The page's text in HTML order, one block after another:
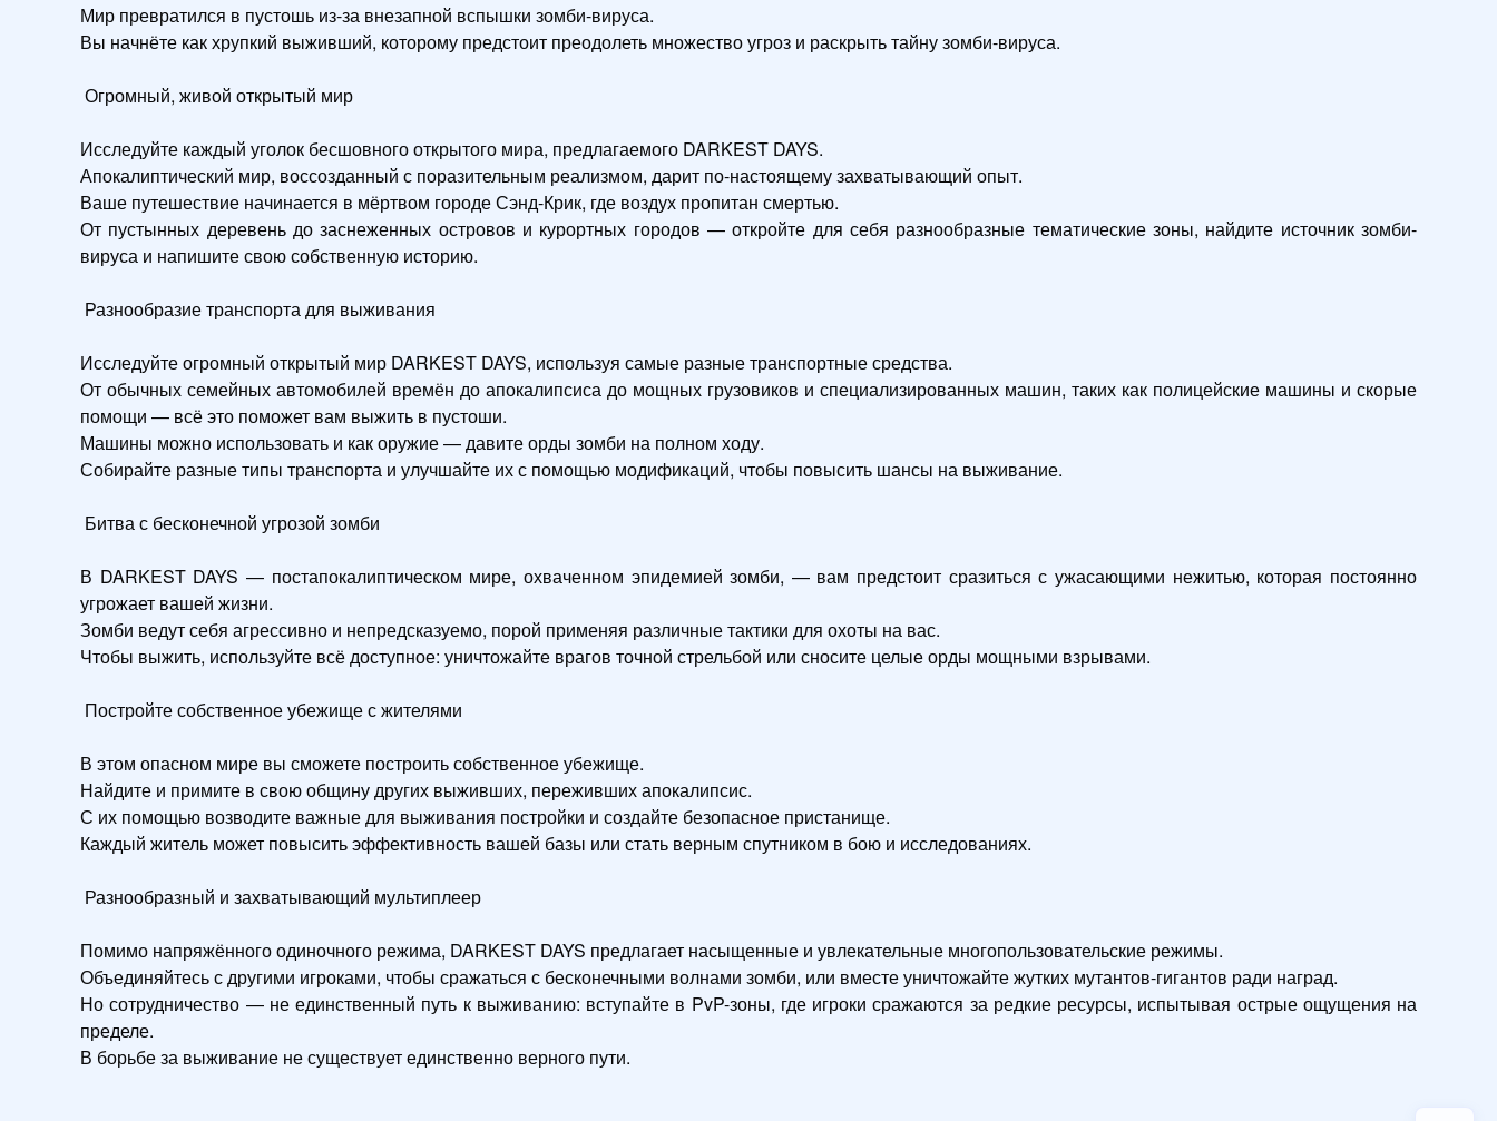
Мир превратился в пустошь из-за внезапной вспышки зомби-вируса.
Вы начнёте как хрупкий выживший, которому предстоит преодолеть множество угроз и раскрыть тайну зомби-вируса.
Исследуйте каждый уголок бесшовного открытого мира, предлагаемого DARKEST DAYS.
Апокалиптический мир, воссозданный с поразительным реализмом, дарит по-настоящему захватывающий опыт.
Ваше путешествие начинается в мёртвом городе Сэнд-Крик, где воздух пропитан смертью.
От пустынных деревень до заснеженных островов и курортных городов — откройте для себя разнообразные тематические зоны, найдите источник зомби-
вируса и напишите свою собственную историю.
Исследуйте огромный открытый мир DARKEST DAYS, используя самые разные транспортные средства.
От обычных семейных автомобилей времён до апокалипсиса до мощных грузовиков и специализированных машин, таких как полицейские машины и скорые
помощи — всё это поможет вам выжить в пустоши.
Машины можно использовать и как оружие — давите орды зомби на полном ходу.
Собирайте разные типы транспорта и улучшайте их с помощью модификаций, чтобы повысить шансы на выживание.
В DARKEST DAYS — постапокалиптическом мире, охваченном эпидемией зомби, — вам предстоит сразиться с ужасающими нежитью, которая постоянно
угрожает вашей жизни.
Зомби ведут себя агрессивно и непредсказуемо, порой применяя различные тактики для охоты на вас.
Чтобы выжить, используйте всё доступное: уничтожайте врагов точной стрельбой или сносите целые орды мощными взрывами.
В этом опасном мире вы сможете построить собственное убежище.
Найдите и примите в свою общину других выживших, переживших апокалипсис.
С их помощью возводите важные для выживания постройки и создайте безопасное пристанище.
Каждый житель может повысить эффективность вашей базы или стать верным спутником в бою и исследованиях.
Помимо напряжённого одиночного режима, DARKEST DAYS предлагает насыщенные и увлекательные многопользовательские режимы.
Объединяйтесь с другими игроками, чтобы сражаться с бесконечными волнами зомби, или вместе уничтожайте жутких мутантов-гигантов ради наград.
Но сотрудничество — не единственный путь к выживанию: вступайте в PvP-зоны, где игроки сражаются за редкие ресурсы, испытывая острые ощущения на
пределе.
В борьбе за выживание не существует единственно верного пути.